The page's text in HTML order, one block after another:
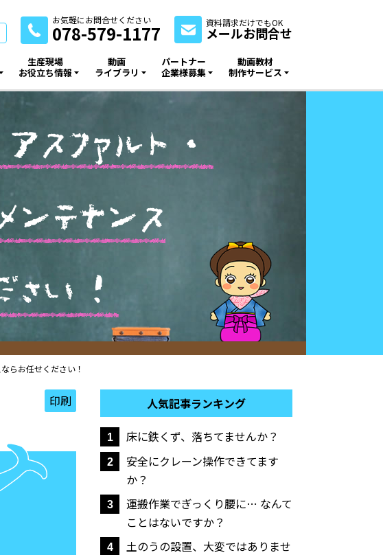
お気軽にお問合せください
078-579-1177 資料請求だけでもOK
メールお問合せ
生産現場
お役立ち情報
動画
ライブラリ
パートナー
企業様募集
動画教材
制作サービス
アスファルト ・
ンテナンス
さい ！
らお任せください！
印刷 人気記事ランキング
1 床に鉄くず、落ちてませんか？
2
安全にクレーン操作できてます
か？
3
運搬作業でぎっくり腰に… なんて
ことはないですか？
4
土のうの設置、大変ではありませ